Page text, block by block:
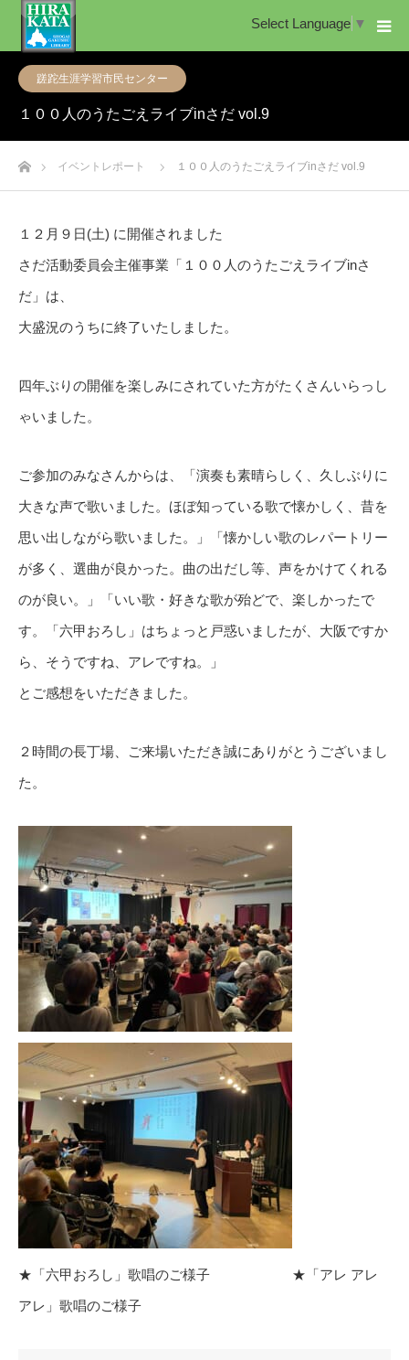
Select Language ▼
蹉跎生涯学習市民センター
１００人のうたごえライブinさだ vol.9
ホームイベントレポート １００人のうたごえライブinさだ vol.9
１２月９日(土) に開催されました
さだ活動委員会主催事業「１００人のうたごえライブinさ
だ」は、
大盛況のうちに終了いたしました。
四年ぶりの開催を楽しみにされていた方がたくさんいらっし
ゃいました。
ご参加のみなさんからは、「演奏も素晴らしく、久しぶりに
大きな声で歌いました。ほぼ知っている歌で懐かしく、昔を
思い出しながら歌いました。」「懐かしい歌のレパートリー
が多く、選曲が良かった。曲の出だし等、声をかけてくれる
のが良い。」「いい歌・好きな歌が殆どで、楽しかったで
す。「六甲おろし」はちょっと戸惑いましたが、大阪ですか
ら、そうですね、アレですね。」
とご感想をいただきました。
２時間の長丁場、ご来場いただき誠にありがとうございまし
た。
★「六甲おろし」歌唱のご様子 ★「アレ アレ
アレ」歌唱のご様子